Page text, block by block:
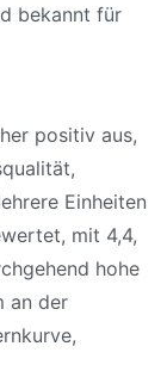
bekannt für
positiv aus,
Einheiten
mit 4,4,
hohe
an der